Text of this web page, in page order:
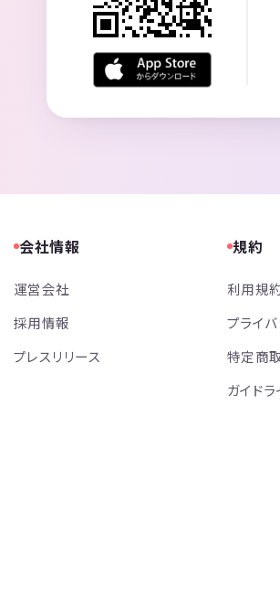
会社情報
運営会社
採用情報
プレスリリース
規約
利用規
プライ
特定商
ガイド